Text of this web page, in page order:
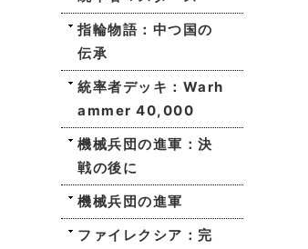
指輪物語：中つ国の
伝承
統率者デッキ：Warh
ammer 40,000
機械兵団の進軍：決
戦の後に
機械兵団の進軍
ファイレクシア：完